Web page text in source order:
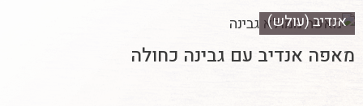
אנדיב (עולש)
מאפה אנדיב עם גבינה כחולה